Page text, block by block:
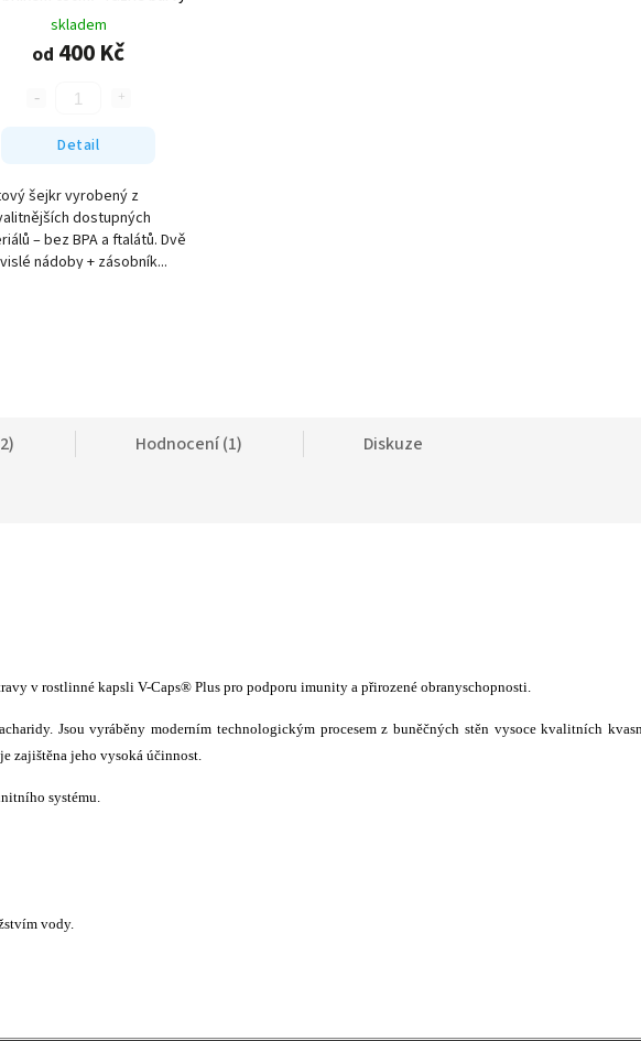
skladem
od 400 Kč
Detail
šejkr vyrobený z
dostupných
– bez BPA a ftalátů. Dvě
nádoby + zásobník...
Hodnocení (1) Diskuze
v rostlinné kapsli V-Caps® Plus pro podporu imunity a přirozené obranyschopnosti.
Jsou vyráběny moderním technologickým procesem z buněčných stěn vysoce kvalitních
zajištěna jeho vysoká účinnost.
systému.
vody.